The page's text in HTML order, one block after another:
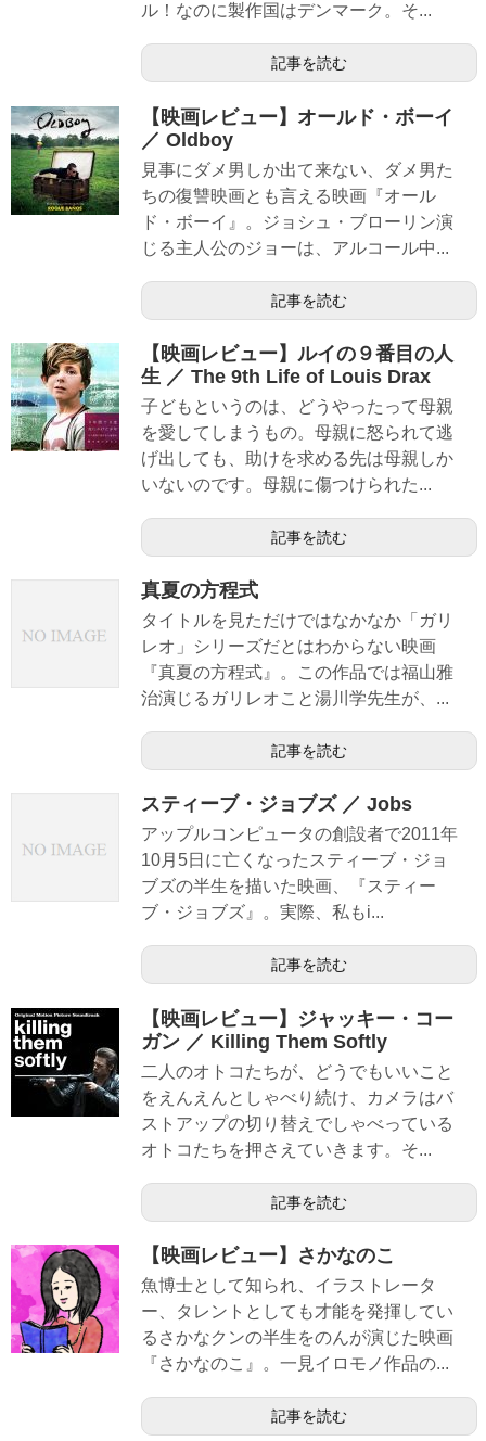
ル！なのに製作国はデンマーク。そ...
記事を読む
【映画レビュー】オールド・ボーイ
／ Oldboy
見事にダメ男しか出て来ない、ダメ男た
ちの復讐映画とも言える映画『オール
ド・ボーイ』。ジョシュ・ブローリン演
じる主人公のジョーは、アルコール中...
記事を読む
【映画レビュー】ルイの９番目の人
生 ／ The 9th Life of Louis Drax
子どもというのは、どうやったって母親
を愛してしまうもの。母親に怒られて逃
げ出しても、助けを求める先は母親しか
いないのです。母親に傷つけられた...
記事を読む
真夏の方程式
タイトルを見ただけではなかなか「ガリ
レオ」シリーズだとはわからない映画
『真夏の方程式』。この作品では福山雅
治演じるガリレオこと湯川学先生が、...
記事を読む
スティーブ・ジョブズ ／ Jobs
アップルコンピュータの創設者で2011年
10月5日に亡くなったスティーブ・ジョ
ブズの半生を描いた映画、『スティー
ブ・ジョブズ』。実際、私もi...
記事を読む
【映画レビュー】ジャッキー・コー
ガン ／ Killing Them Softly
二人のオトコたちが、どうでもいいこと
をえんえんとしゃべり続け、カメラはバ
ストアップの切り替えでしゃべっている
オトコたちを押さえていきます。そ...
記事を読む
【映画レビュー】さかなのこ
魚博士として知られ、イラストレータ
ー、タレントとしても才能を発揮してい
るさかなクンの半生をのんが演じた映画
『さかなのこ』。一見イロモノ作品の...
記事を読む